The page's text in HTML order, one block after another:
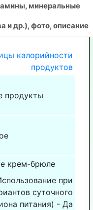
минеральные
и др.), фото, описание
калорийности
продуктов
продукты
крем-брюле
при
суточного
питания) - Да